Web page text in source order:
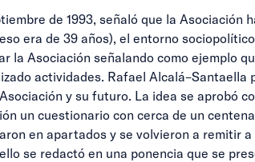
de 1993, señaló que la Asociación
era de 39 años), el entorno
la Asociación señalando como ejemplo
actividades. Rafael Alcalá–Santaella
y su futuro. La idea se aprobó
un cuestionario con cerca de un
en apartados y se volvieron a remitir
se redactó en una ponencia que se